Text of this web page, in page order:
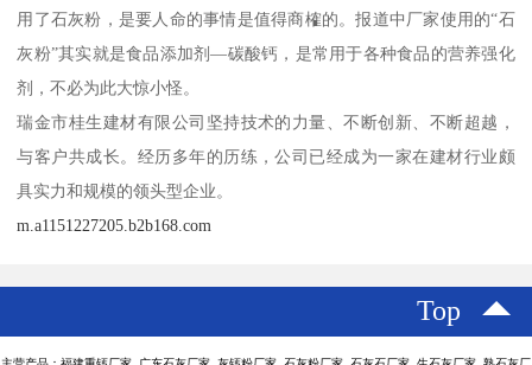
用了石灰粉，是要人命的事情是值得商榷的。报道中厂家使用的“石
灰粉”其实就是食品添加剂—碳酸钙，是常用于各种食品的营养强化
剂，不必为此大惊小怪。
瑞金市桂生建材有限公司坚持技术的力量、不断创新、不断超越，
与客户共成长。经历多年的历练，公司已经成为一家在建材行业颇
具实力和规模的领头型企业。
m.a1151227205.b2b168.com
Top